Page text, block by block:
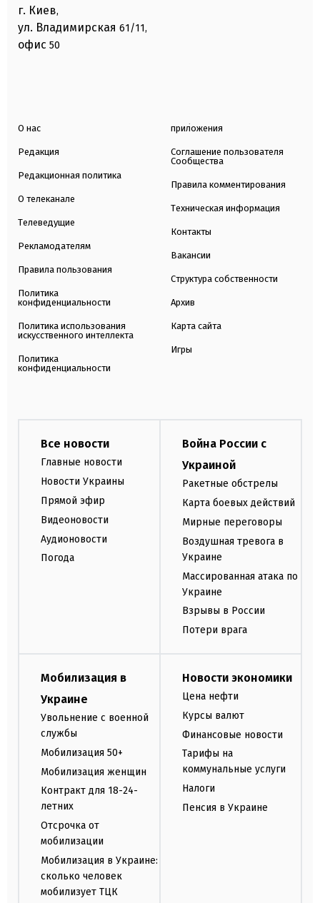
г. Киев,
ул. Владимирская 61/11,
офис 50
О нас
Редакция
Редакционная политика
О телеканале
Телеведущие
Рекламодателям
Правила пользования
Политика
конфиденциальности
Политика использования
искусственного интеллекта
Политика
конфиденциальности
приложения
Соглашение пользователя
Сообщества
Правила комментирования
Техническая информация
Контакты
Вакансии
Структура собственности
Архив
Карта сайта
Игры
Все новости
Главные новости
Новости Украины
Прямой эфир
Видеоновости
Аудионовости
Погода
Война России с
Украиной
Ракетные обстрелы
Карта боевых действий
Мирные переговоры
Воздушная тревога в
Украине
Массированная атака по
Украине
Взрывы в России
Потери врага
Мобилизация в
Украине
Увольнение с военной
службы
Мобилизация 50+
Мобилизация женщин
Контракт для 18-24-
летних
Отсрочка от
мобилизации
Мобилизация в Украине:
сколько человек
мобилизует ТЦК
Новости экономики
Цена нефти
Курсы валют
Финансовые новости
Тарифы на
коммунальные услуги
Налоги
Пенсия в Украине